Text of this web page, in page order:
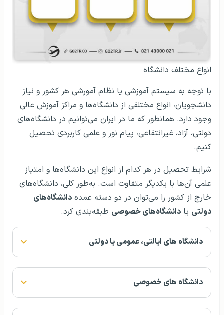
انواع مختلف دانشگاه
با توجه به سیستم آموزشی یا نظام آمورشی هر کشور و نیاز
دانشجویان، انواع مختلفی از دانشگاه‌ها و مراکز آموزش عالی
وجود دارد. همانطور که ما در ایران می‌توانیم در دانشگاه‌های
دولتی، آزاد، غیرانتفاعی، پیام نور و علمی کاربردی تحصیل
کنیم.
شرایط تحصیل در هر کدام از انواع این دانشگاه‌ها و امتیاز
علمی آن‌ها با یکدیگر متفاوت است. به‌طور کلی، دانشگاه‌های
خارج از کشور را می‌توان در دو دسته عمده دانشگاه‌های
دولتی یا دانشگاه‌های خصوصی طبقه‌بندی کرد.
دانشگاه های ایالتی، عمومی یا دولتی
دانشگاه های خصوصی